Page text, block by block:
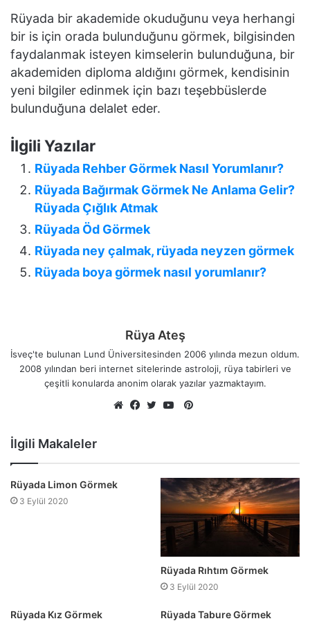
Rüyada bir akademide okuduğunu veya herhangi
bir is için orada bulunduğunu görmek, bilgisinden
faydalanmak isteyen kimselerin bulunduğuna, bir
akademiden diploma aldığını görmek, kendisinin
yeni bilgiler edinmek için bazı teşebbüslerde
bulunduğuna delalet eder.
İlgili Yazılar
Rüyada Rehber Görmek Nasıl Yorumlanır?
Rüyada Bağırmak Görmek Ne Anlama Gelir?
Rüyada Çığlık Atmak
Rüyada Öd Görmek
Rüyada ney çalmak, rüyada neyzen görmek
Rüyada boya görmek nasıl yorumlanır?
Rüya Ateş
İsveç'te bulunan Lund Üniversitesinden 2006 yılında mezun oldum.
2008 yılından beri internet sitelerinde astroloji, rüya tabirleri ve
çeşitli konularda anonim olarak yazılar yazmaktayım.
Pinterest
İlgili Makaleler
Rüyada Limon Görmek
3 Eylül 2020
Rüyada Rıhtım Görmek
3 Eylül 2020
Rüyada Kız Görmek Rüyada Tabure Görmek